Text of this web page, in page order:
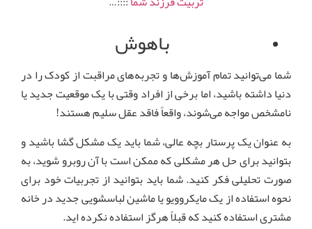
باهوش
شما می‌توانید تمام آموزش‌ها و تجربه‌های مراقبت از کودک را در
دنیا داشته باشید، اما برخی از افراد وقتی با یک موقعیت جدید یا
نامشخص مواجه می‌شوند، واقعاً فاقد عقل سلیم هستند!
به عنوان یک پرستار بچه عالی، شما باید یک مشکل گشا باشید و
بتوانید برای حل هر مشکلی که ممکن است با آن روبرو شوید، به
صورت تحلیلی فکر کنید. شما باید بتوانید از تجربیات خود برای
نحوه استفاده از یک مایکروویو یا ماشین لباسشویی جدید در خانه
مشتری استفاده کنید که قبلاً هرگز استفاده نکرده اید.